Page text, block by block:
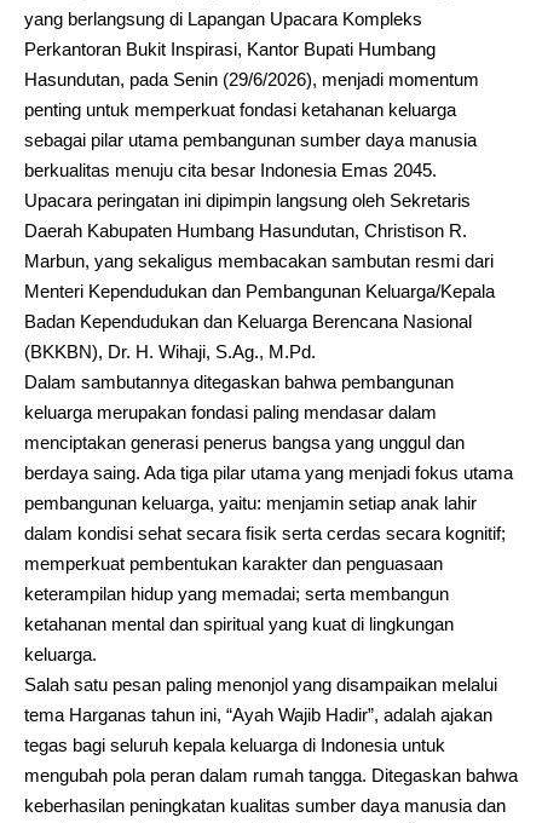
yang berlangsung di Lapangan Upacara Kompleks
Perkantoran Bukit Inspirasi, Kantor Bupati Humbang
Hasundutan, pada Senin (29/6/2026), menjadi momentum
penting untuk memperkuat fondasi ketahanan keluarga
sebagai pilar utama pembangunan sumber daya manusia
berkualitas menuju cita besar Indonesia Emas 2045.
Upacara peringatan ini dipimpin langsung oleh Sekretaris
Daerah Kabupaten Humbang Hasundutan, Christison R.
Marbun, yang sekaligus membacakan sambutan resmi dari
Menteri Kependudukan dan Pembangunan Keluarga/Kepala
Badan Kependudukan dan Keluarga Berencana Nasional
(BKKBN), Dr. H. Wihaji, S.Ag., M.Pd.
Dalam sambutannya ditegaskan bahwa pembangunan
keluarga merupakan fondasi paling mendasar dalam
menciptakan generasi penerus bangsa yang unggul dan
berdaya saing. Ada tiga pilar utama yang menjadi fokus utama
pembangunan keluarga, yaitu: menjamin setiap anak lahir
dalam kondisi sehat secara fisik serta cerdas secara kognitif;
memperkuat pembentukan karakter dan penguasaan
keterampilan hidup yang memadai; serta membangun
ketahanan mental dan spiritual yang kuat di lingkungan
keluarga.
Salah satu pesan paling menonjol yang disampaikan melalui
tema Harganas tahun ini, “Ayah Wajib Hadir”, adalah ajakan
tegas bagi seluruh kepala keluarga di Indonesia untuk
mengubah pola peran dalam rumah tangga. Ditegaskan bahwa
keberhasilan peningkatan kualitas sumber daya manusia dan